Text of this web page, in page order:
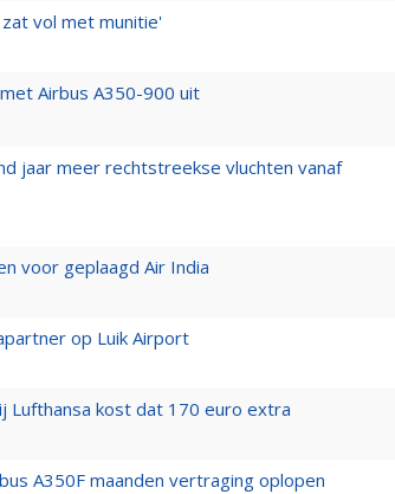
vol met munitie'
Airbus A350-900 uit
jaar meer rechtstreekse vluchten vanaf
voor geplaagd Air India
op Luik Airport
Lufthansa kost dat 170 euro extra
A350F maanden vertraging oplopen